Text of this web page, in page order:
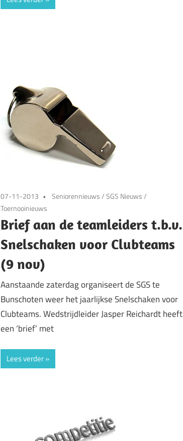
07-11-2013 Seniorennieuws/SGS Nieuws/
Toernooinieuws
Brief aan de teamleiders t.b.v.
Snelschaken voor Clubteams
(9 nov)
Aanstaande zaterdag organiseert de SGS te
Bunschoten weer het jaarlijkse Snelschaken voor
Clubteams. Wedstrijdleider Jasper Reichardt heeft
een ‘brief’ met
Lees verder